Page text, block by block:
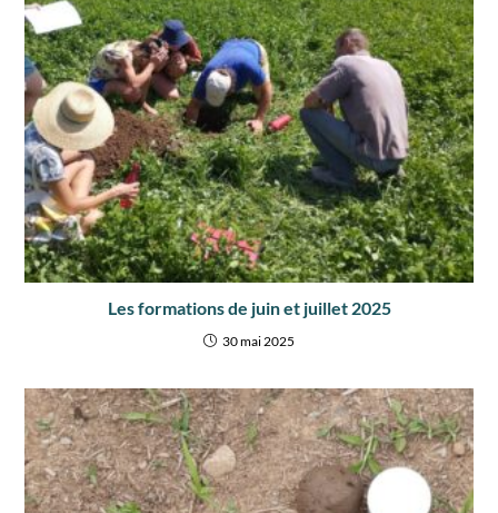
Les formations de juin et juillet 2025
30 mai 2025